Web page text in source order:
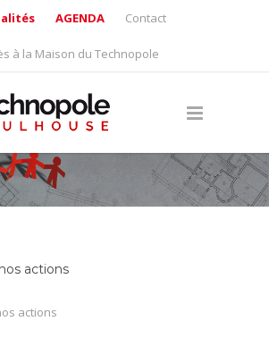
AGENDA Contact
à la Maison du Technopole
actions
actions